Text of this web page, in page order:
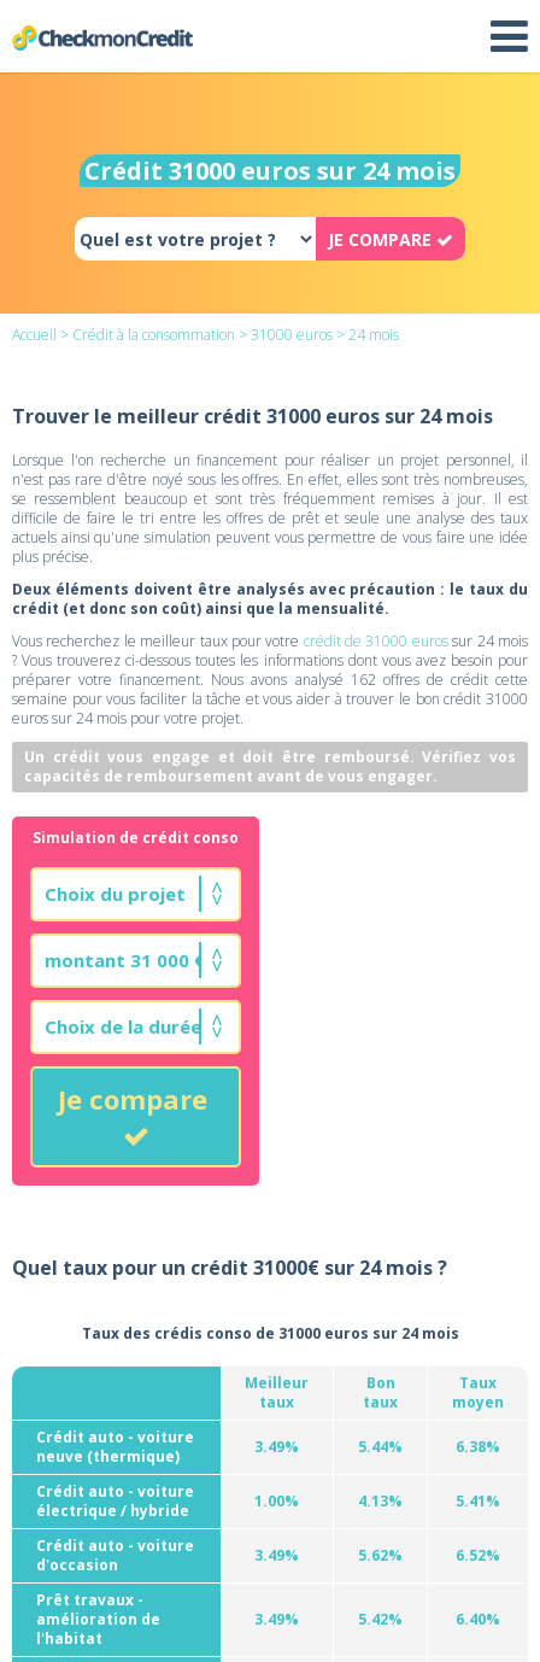
Crédit 31000 euros sur 24 mois
JE COMPARE
Accueil > Crédit à la consommation >31000 euros > 24 mois
Trouver le meilleur crédit 31000 euros sur 24 mois
Lorsque l'on recherche un financement pour réaliser un projet personnel, il
n'est pas rare d'être noyé sous les offres. En effet, elles sont très nombreuses,
se ressemblent beaucoup et sont très fréquemment remises à jour. Il est
difficile de faire le tri entre les offres de prêt et seule une analyse des taux
actuels ainsi qu'une simulation peuvent vous permettre de vous faire une idée
plus précise.
Deux éléments doivent être analysés avec précaution : le taux du
crédit (et donc son coût) ainsi que la mensualité.
Vous recherchez le meilleur taux pour votre crédit de 31000 eurossur 24 mois
? Vous trouverez ci-dessous toutes les informations dont vous avez besoin pour
préparer votre financement. Nous avons analysé 162 offres de crédit cette
semaine pour vous faciliter la tâche et vous aider à trouver le bon crédit 31000
euros sur 24 mois pour votre projet.
Un crédit vous engage et doit être remboursé. Vérifiez vos
capacités de remboursement avant de vous engager.
Simulation de crédit conso
Je compare
Quel taux pour un crédit 31000€ sur 24 mois ?
Taux des crédis conso de 31000 euros sur 24 mois
Meilleur
taux
Bon
taux
Taux
moyen
Crédit auto - voiture
neuve (thermique)
3.49% 5.44% 6.38%
Crédit auto - voiture
électrique / hybride
1.00% 4.13% 5.41%
Crédit auto - voiture
d'occasion
3.49% 5.62% 6.52%
Prêt travaux -
amélioration de
l'habitat
3.49% 5.42% 6.40%